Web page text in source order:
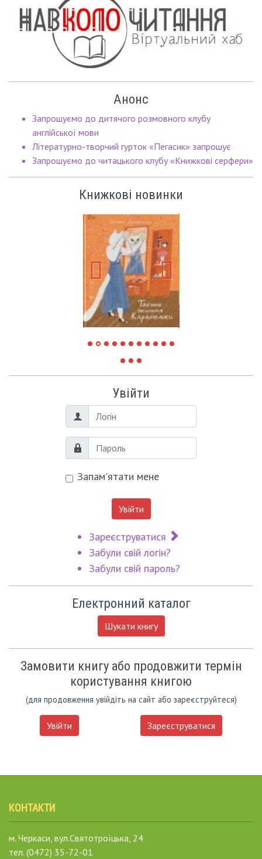
Анонс
Запрошуємо до дитячого розмовного клубу
англійської мови
Літературно-творчий гурток «Пегасик» запрошує
Запрошуємо до читацького клубу «Книжкові серфери»
Книжкові новинки
Увійти
Логін
Пароль
Запам'ятати мене
Увійти
Зареєструватися
Забули свій логін?
Забули свій пароль?
Електронний каталог
Шукати книгу
Замовити книгу або продовжити термін
користування книгою
(для продовження увійдіть на сайт або зареєструйтеся)
Увійти Зареєструватися
КОНТАКТИ
м. Черкаси, вул.Святотроїцька, 24
тел. (0472) 35-72-01